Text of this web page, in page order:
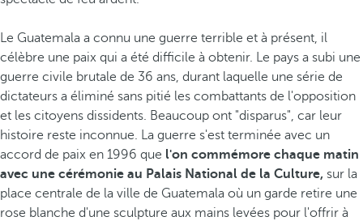
Le Guatemala a connu une guerre terrible et à présent, il
célèbre une paix qui a été difficile à obtenir. Le pays a subi une
guerre civile brutale de 36 ans, durant laquelle une série de
dictateurs a éliminé sans pitié les combattants de l'opposition
et les citoyens dissidents. Beaucoup ont "disparus", car leur
histoire reste inconnue. La guerre s'est terminée avec un
accord de paix en 1996 que l'on commémore chaque matin
avec une cérémonie au Palais National de la Culture, sur la
place centrale de la ville de Guatemala où un garde retire une
rose blanche d'une sculpture aux mains levées pour l'offrir à